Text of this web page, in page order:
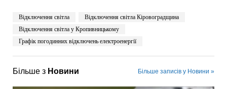
Відключення світла
Відключення світла Кіровоградщина
Відключення світла у Кропивницькому
Графік погодинних відключень електроенергії
Більше з Новини Більше записів у Новини »